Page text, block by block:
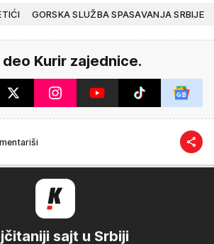
GORSKA SLUŽBA SPASAVANJA SRBIJE
deo Kurir zajednice.
sajt u Srbiji